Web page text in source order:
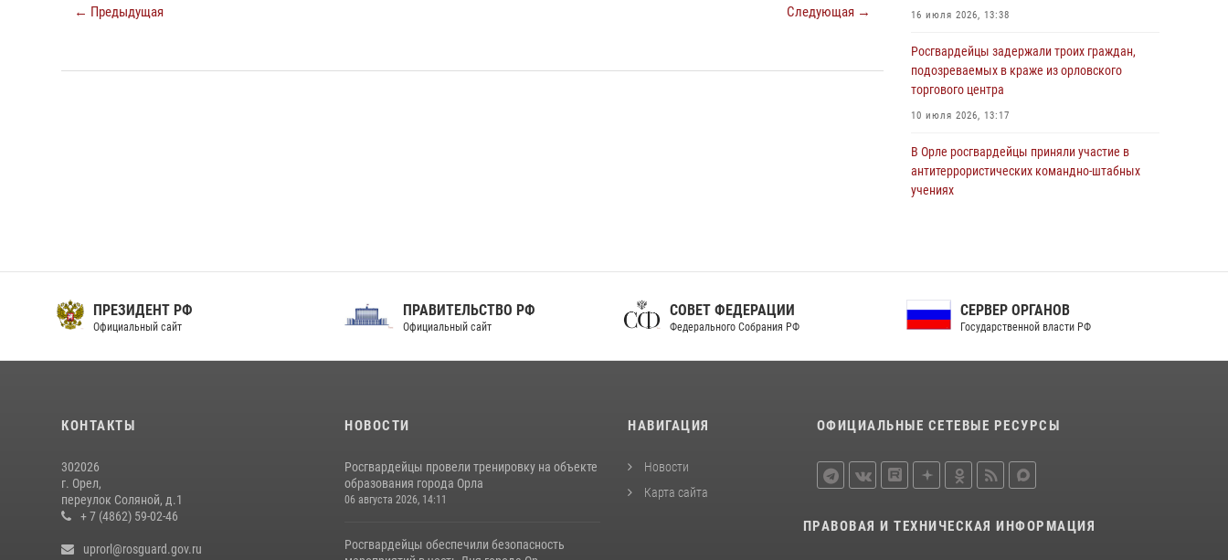
← Предыдущая Следующая → 31 июля 2026, 13:21
Жительница Мценска сдала в Росгвардию
незарегистрированное ружьё
31 июля 2026, 13:16
16 июля 2026, 13:38
Росгвардейцы задержали троих граждан,
подозреваемых в краже из орловского
торгового центра
10 июля 2026, 13:17
В Орле росгвардейцы приняли участие в
антитеррористических командно-штабных
учениях
два детских лагеря
16 июля 2026, 13:34
Росгвардейцы приняли участие в рабочем
орловском кафе
На брифинге росгвардейцы рассказали
ПРЕЗИДЕНТ РФ
Официальный сайт
ПРАВИТЕЛЬСТВО РФ
Официальный сайт
СОВЕТ ФЕДЕРАЦИИ
Федерального Собрания РФ
СЕРВЕР ОРГАНОВ
Государственной власти РФ
КОНТАКТЫ
302026
г. Орел,
переулок Соляной, д.1
+ 7 (4862) 59-02-46
uprorl@rosguard.gov.ru
НОВОСТИ
Росгвардейцы провели тренировку на объекте
образования города Орла
06 августа 2026, 14:11
Росгвардейцы обеспечили безопасность
НАВИГАЦИЯ
Новости
Карта сайта
ОФИЦИАЛЬНЫЕ СЕТЕВЫЕ РЕСУРСЫ
ПРАВОВАЯ И ТЕХНИЧЕСКАЯ ИНФОРМАЦИЯ